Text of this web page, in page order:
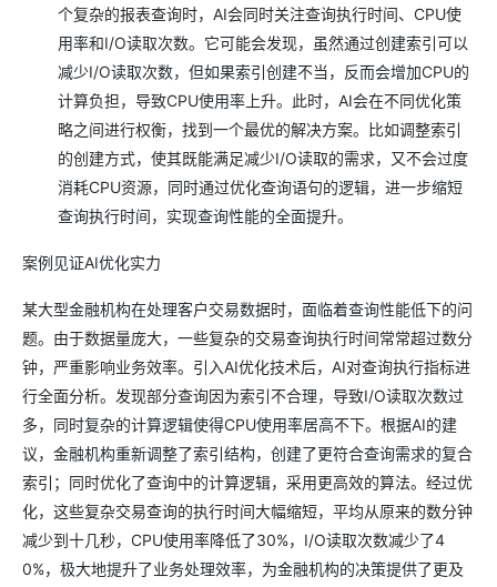
个复杂的报表查询时，AI会同时关注查询执行时间、CPU使
用率和I/O读取次数。它可能会发现，虽然通过创建索引可以
减少I/O读取次数，但如果索引创建不当，反而会增加CPU的
计算负担，导致CPU使用率上升。此时，AI会在不同优化策
略之间进行权衡，找到一个最优的解决方案。比如调整索引
的创建方式，使其既能满足减少I/O读取的需求，又不会过度
消耗CPU资源，同时通过优化查询语句的逻辑，进一步缩短
查询执行时间，实现查询性能的全面提升。
案例见证AI优化实力
某大型金融机构在处理客户交易数据时，面临着查询性能低下的问
题。由于数据量庞大，一些复杂的交易查询执行时间常常超过数分
钟，严重影响业务效率。引入AI优化技术后，AI对查询执行指标进
行全面分析。发现部分查询因为索引不合理，导致I/O读取次数过
多，同时复杂的计算逻辑使得CPU使用率居高不下。根据AI的建
议，金融机构重新调整了索引结构，创建了更符合查询需求的复合
索引；同时优化了查询中的计算逻辑，采用更高效的算法。经过优
化，这些复杂交易查询的执行时间大幅缩短，平均从原来的数分钟
减少到十几秒，CPU使用率降低了30%，I/O读取次数减少了4
0%，极大地提升了业务处理效率，为金融机构的决策提供了更及